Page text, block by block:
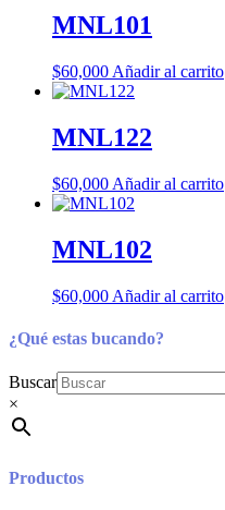
MNL101
$60,000 Añadir al carrito
MNL122
$60,000 Añadir al carrito
MNL102
$60,000 Añadir al carrito
¿Qué estas bucando?
Buscar
×
Productos